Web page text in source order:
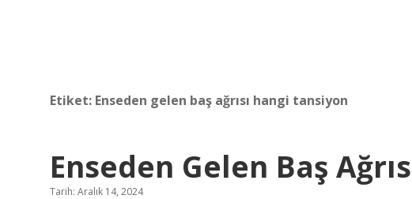
Etiket: Enseden gelen baş ağrısı hangi tansiyon
Enseden Gelen Baş
Tarih: Aralık 14, 2024